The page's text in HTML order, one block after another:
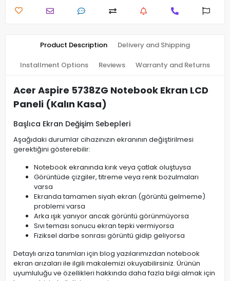
Product Description Delivery and Shipping
Installment Options Reviews Warranty and Returns
Acer Aspire 5738ZG Notebook Ekran LCD
Paneli (Kalın Kasa)
Başlıca Ekran Değişim Sebepleri
Aşağıdaki durumlar cihazınızın ekranının değiştirilmesi
gerektiğini gösterebilir:
Notebook ekranında kırık veya çatlak oluştuysa
Görüntüde çizgiler, titreme veya renk bozulmaları
varsa
Ekranda tamamen siyah ekran (görüntü gelmeme)
problemi varsa
Arka ışık yanıyor ancak görüntü görünmüyorsa
Sıvı teması sonucu ekran tepki vermiyorsa
Fiziksel darbe sonrası görüntü gidip geliyorsa
Detaylı arıza tanımları için blog yazılarımızdan notebook
ekran arızaları ile ilgili makalemizi okuyabilirsiniz. Ürünün
uyumluluğu ve özellikleri hakkında daha fazla bilgi almak için